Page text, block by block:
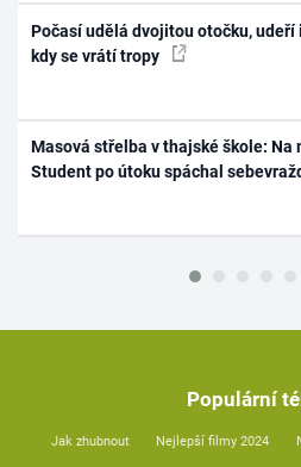
Počasí udělá dvojitou otočku, udeří
kdy se vrátí tropy
Masová střelba v thajské škole: Na
Student po útoku spáchal
Populární
Jak zhubnout Nejlepší filmy 2024